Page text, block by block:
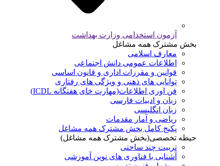
آزمون استخدامی وزارت بهداشت
بخش مشترک همه مشاغل
معارف اسلامی
اطلاعات عمومی دانش اجتماعی
قوانین و مقررات اداری و قانون اساسی
توانایی های ذهنی و ویژگی های رفتاری
فن اوری اطلاعات(مهارت خای هفتگانه ICDL)
زبان و ادبیات فارسی
زبان انگلیسی
ریاضی و آمار مقدمات
پکیج کامل بخش مشترک همه مشاغل
حیطه تخصصی(بخش مشترک همه مشاغل)
تربیت چند ساحتی
آشنایی با فناوری های نوین آموزشی